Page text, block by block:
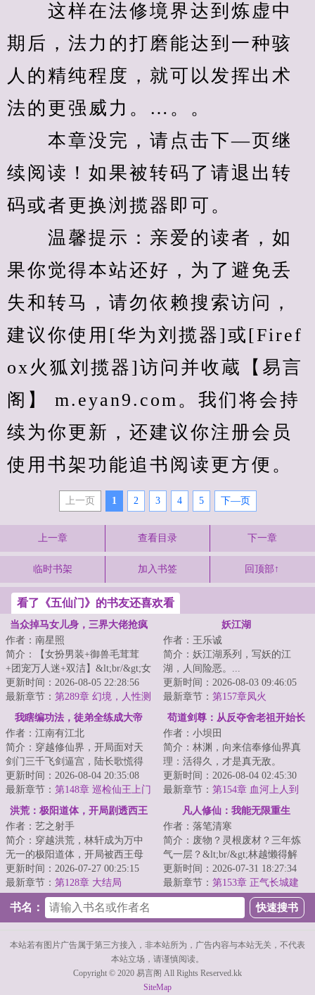
这样在法修境界达到炼虚中
期后，法力的打磨能达到一种骇
人的精纯程度，就可以发挥出术
法的更强威力。…。。
本章没完，请点击下—页继
续阅读！如果被转码了请退出转
码或者更换浏揽器即可。
温馨提示：亲爱的读者，如
果你觉得本站还好，为了避免丢
失和转马，请勿依赖搜索访问，
建议你使用[华为刘揽器]或[Firef
ox火狐刘揽器]访问并收蔵【易言
阁】 m.eyan9.com。我们将会持
续为你更新，还建议你注册会员
使用书架功能追书阅读更方便。
上一页 1 2 3 4 5 下—页
上一章 查看目录 下一章
临时书架 加入书签 回顶部↑
看了《五仙门》的书友还喜欢看
当众掉马女儿身，三界大佬抢疯
作者：南星照
简介：【女扮男装+御兽毛茸茸
+团宠万人迷+双洁】&lt;br/&gt;女
扮男装苟仙门，谁知师妹捧着孕
肚上门：“师...
更新时间：2026-08-05 22:28:56
最新章节： 第289章 幻境，人性测
试
妖江湖
作者：王乐诚
简介：妖江湖系列，写妖的江
湖，人间险恶。...
更新时间：2026-08-03 09:46:05
最新章节： 第157章凤火
我瞎编功法，徒弟全练成大帝
了！
作者：江南有江北
简介：穿越修仙界，开局面对天
剑门三千飞剑逼宫，陆长歌慌得
一批。&lt;br/&gt;幸好觉醒【万道
授徒返还系...
更新时间：2026-08-04 20:35:08
最新章节： 第148章 巡检仙王上门
断水，叶炎一勺炒熟天劫
苟道剑尊：从反夺舍老祖开始长
作者：小坝田
简介：林渊，向来信奉修仙界真
理：活得久，才是真无敌。
&lt;br/&gt;所以当家族筑基老祖慈
爱地要为他传功...
更新时间：2026-08-04 02:45:30
最新章节： 第154章 血河上人到
洪荒：极阳道体，开局剧透西王
母
作者：艺之射手
简介：穿越洪荒，林轩成为万中
无一的极阳道体，开局被西王母
抓回囚禁于密室即将成为炉鼎，
觉醒剧透系统。...
更新时间：2026-07-27 00:25:15
最新章节： 第128章 大结局
凡人修仙：我能无限重生
作者：落笔清寒
简介：废物？灵根废材？三年炼
气一层？&lt;br/&gt;林越懒得解
释。&lt;br/&gt;被推下悬崖的那一
刻，他笑了...
更新时间：2026-07-31 18:27:34
最新章节： 第153章 正气长城建
成，举行庆祝晚会
书名：
本站若有图片广告属于第三方接入，非本站所为，广告内容与本站无关，不代表
本站立场，请谨慎阅读。
Copyright © 2020 易言阁 All Rights Reserved.kk
SiteMap